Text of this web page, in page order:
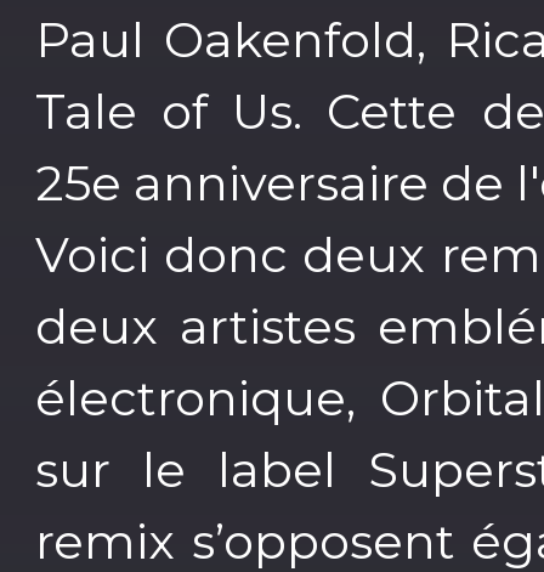
Paul Oakenfold,
Tale of Us. Cette
25e anniversaire de
Voici donc deux
deux artistes
électronique,
sur le label
remix s’opposent